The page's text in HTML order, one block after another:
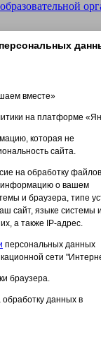
и
обучающихся
организации
данных
на WordPress
вместе»
на платформе
которая не
сайта.
на обработку
информацию о вашем
и браузера, типе
сайт, языке системы и
а также IP-адрес.
персональных данных
сети
браузера.
данных в